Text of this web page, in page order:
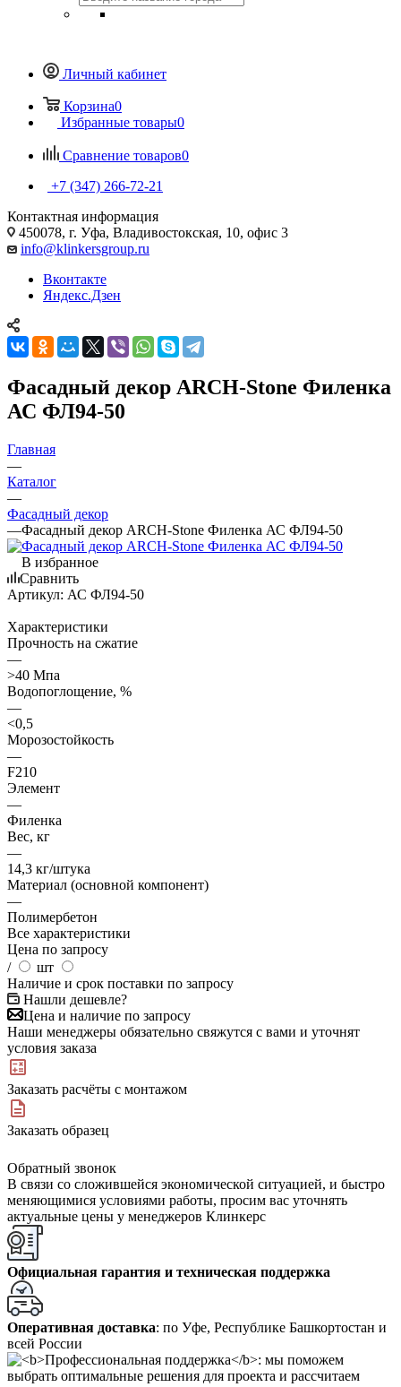
Личный кабинет
Корзина0
Избранные товары0
Сравнение товаров0
+7 (347) 266-72-21
Контактная информация
450078, г. Уфа, Владивостокская, 10, офис 3
info@klinkersgroup.ru
Вконтакте
Яндекс.Дзен
Фасадный декор ARCH-Stone Филенка
АС ФЛ94-50
Главная
—
Каталог
—
Фасадный декор
—Фасадный декор ARCH-Stone Филенка АС ФЛ94-50
В избранное
Сравнить
Артикул: АС ФЛ94-50
Характеристики
Прочность на сжатие
—
>40 Мпа
Водопоглощение, %
—
<0,5
Морозостойкость
—
F210
Элемент
—
Филенка
Вес, кг
—
14,3 кг/штука
Материал (основной компонент)
—
Полимербетон
Все характеристики
Цена по запросу
/
шт
Наличие и срок поставки по запросу
Нашли дешевле?
Цена и наличие по запросу
Наши менеджеры обязательно свяжутся с вами и уточнят
условия заказа
Заказать расчёты с монтажом
Заказать образец
Обратный звонок
В связи со сложившейся экономической ситуацией, и быстро
меняющимися условиями работы, просим вас уточнять
актуальные цены у менеджеров Клинкерс
Официальная гарантия и техническая поддержка
Оперативная доставка: по Уфе, Республике Башкортостан и
всей России